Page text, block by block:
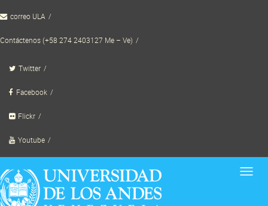
to correo ULA
Contáctenos (+58 274 2403127 Me – Ve)
Twitter
Facebook
Flickr
Youtube